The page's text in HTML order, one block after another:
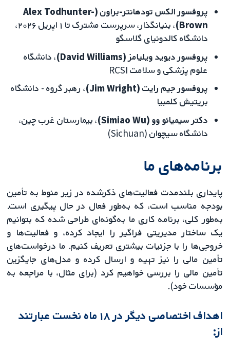
پروفسور الکس تودهانتر-براون (Alex Todhunter-
Brown)
، بنیانگذار، سرپرست مشترک تا ۱ اپریل ۲۰۲۶،
دانشگاه کالدونیای گلاسگو
پروفسور دیوید ویلیامز (David Williams)
، دانشگاه
علوم پزشکی و سلامت RCSI
پروفسور جیم رایت (Jim Wright)
، رهبر گروه - دانشگاه
بریتیش کلمبیا
دکتر سیمیائو وو (Simiao Wu)
، بیمارستان غرب چین،
دانشگاه سیچوان (Sichuan)
برنامه‌های ما
پایداری بلندمدت فعالیت‌های ذکرشده در زیر منوط به تأمین
بودجه مناسب است، که به‌طور فعال در حال پیگیری است.
به‌طور کلی، برنامه کاری ما به‌گونه‌ای طراحی شده که بتوانیم
یک ساختار مدیریتی فراگیر را ایجاد کرده، و فعالیت‌ها و
خروجی‌ها را با جزئیات بیشتری تعریف کنیم. ما درخواست‌های
تأمین مالی را نیز تهیه و ارسال کرده و مدل‌های جایگزین
تأمین مالی را بررسی خواهیم کرد (برای مثال، با مراجعه به
مؤسسات خود).
اهداف اختصاصی دیگر در ۱۸ ماه نخست عبارتند
از: